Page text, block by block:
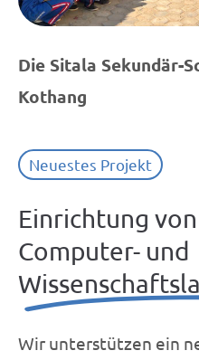
Die Sitala Sekundär-
Kothang
Neuestes Projekt
Einrichtung von
Computer- und
Wir unterstützen ein